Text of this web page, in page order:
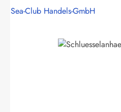
Sea-Club Handels-GmbH
Bildergalerie überspringen